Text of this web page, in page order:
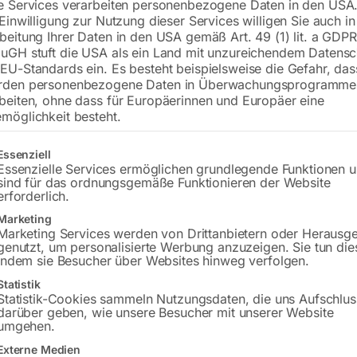
€ 186,00
inkl. MwSt. zzgl.Versandkosten
Lieferzeit:ca. 2 - 3 Tage
Bitte beachten Sie: Die Versandkosten
In den
Sie haben
Gerne
Services verarbeiten personenbezogene Daten in den
zur Nutzung dieser Services willigen Sie auch
Ihrer Daten in den USA gemäß Art. 49 (1) lit. a
stuft die USA als ein Land mit unzureichendem
Standards ein. Es besteht beispielsweise die Gefahr,
personenbezogene Daten in
ohne dass für Europäerinnen und Europäer eine
besteht.
eine Liste der Service-Gruppen, für die eine Einwilligung erteilt
Services ermöglichen grundlegende Funktionen
für das ordnungsgemäße Funktionieren der Website
Services werden von Drittanbietern oder
um personalisierte Werbung anzuzeigen. Sie tun
sie Besucher über Websites hinweg verfolgen.
Cookies sammeln Nutzungsdaten, die uns
geben, wie unsere Besucher mit unserer Website
Medien